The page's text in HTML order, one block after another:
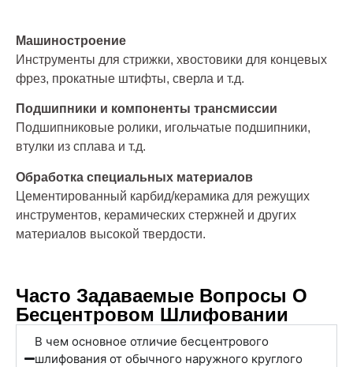
Машиностроение
Инструменты для стрижки, хвостовики для концевых
фрез, прокатные штифты, сверла и т.д.
Подшипники и компоненты трансмиссии
Подшипниковые ролики, игольчатые подшипники,
втулки из сплава и т.д.
Обработка специальных материалов
Цементированный карбид/керамика для режущих
инструментов, керамических стержней и других
материалов высокой твердости.
Часто Задаваемые Вопросы О
Бесцентровом Шлифовании
В чем основное отличие бесцентрового
шлифования от обычного наружного круглого